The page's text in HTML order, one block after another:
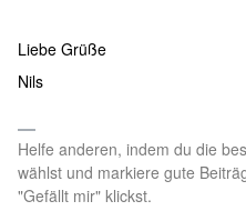
Liebe Grüße
Nils
Helfe anderen, indem du die
wählst und markiere gute
"Gefällt mir" klickst.